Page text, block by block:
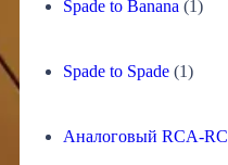
Spade to Banana (1)
Spade to Spade (1)
Аналоговый RCA-